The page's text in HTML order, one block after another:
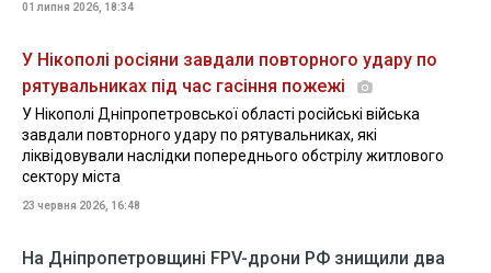
01 липня 2026, 18:34
У Нікополі росіяни завдали повторного удару по
рятувальниках під час гасіння пожежі
У Нікополі Дніпропетровської області російські війська
завдали повторного удару по рятувальниках, які
ліквідовували наслідки попереднього обстрілу житлового
сектору міста
23 червня 2026, 16:48
На Дніпропетровщині FPV-дрони РФ знищили два